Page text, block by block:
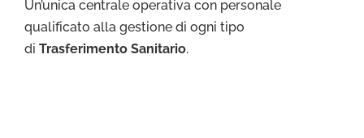
Un’unica centrale operativa con personale
qualificato alla gestione di ogni tipo
di Trasferimento Sanitario.